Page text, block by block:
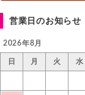
営業日のお知らせ
2026年8月
日 月 火 水